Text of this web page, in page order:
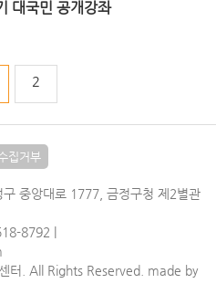
대국민 공개강좌
2
집거부
중앙대로 1777, 금정구청 제2별관
8792 |
터. All Rights Reserved. made by